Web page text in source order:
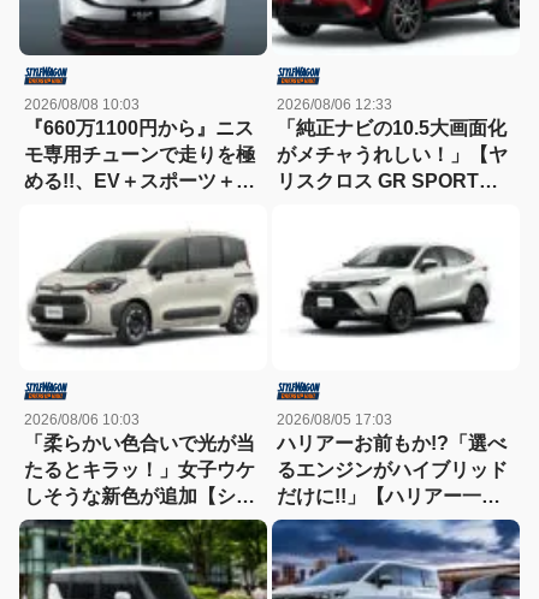
2026/08/08 10:03
『660万1100円から』ニス
モ専用チューンで走りを極
める!!、EV＋スポーツ＋ク
型リーフNISMO】
2026/08/06 12:33
「純正ナビの10.5大画面化
がメチャうれしい！」【ヤ
リスクロス GR SPORT一
2026/08/06 10:03
「柔らかい色合いで光が当
たるとキラッ！」女子ウケ
しそうな新色が追加【シエ
ンタ一部改良】
2026/08/05 17:03
ハリアーお前もか!?「選べ
るエンジンがハイブリッド
だけに!!」【ハリアー一部
改良】